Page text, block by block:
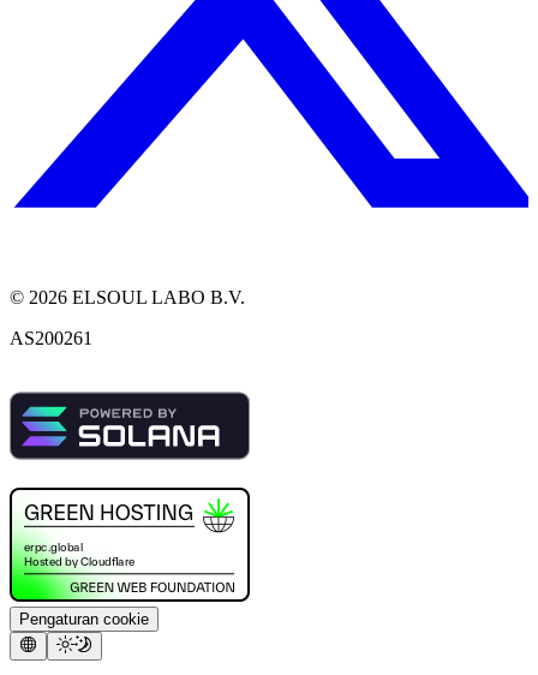
© 2026 ELSOUL LABO B.V.
AS200261
Pengaturan cookie